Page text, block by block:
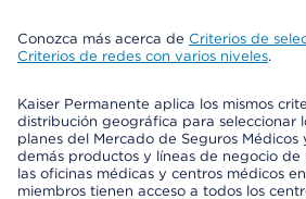
Conozca más acerca de Criterios de
Criterios de redes con varios niveles.
Kaiser Permanente aplica los mismos
distribución geográfica para seleccionar
planes del Mercado de Seguros
demás productos y líneas de negocio de
las oficinas médicas y centros médicos
miembros tienen acceso a todos los